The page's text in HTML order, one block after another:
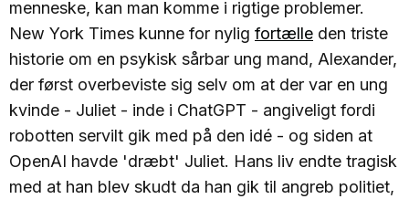
menneske, kan man komme i rigtige problemer.
New York Times kunne for nylig fortælle den triste
historie om en psykisk sårbar ung mand, Alexander,
der først overbeviste sig selv om at der var en ung
kvinde - Juliet - inde i ChatGPT - angiveligt fordi
robotten servilt gik med på den idé - og siden at
OpenAI havde 'dræbt' Juliet. Hans liv endte tragisk
med at han blev skudt da han gik til angreb politiet,